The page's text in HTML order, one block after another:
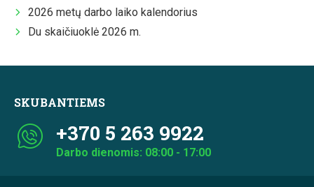
2026 metų darbo laiko kalendorius
Du skaičiuoklė 2026 m.
SKUBANTIEMS
+370 5 263 9922
Darbo dienomis: 08:00 - 17:00